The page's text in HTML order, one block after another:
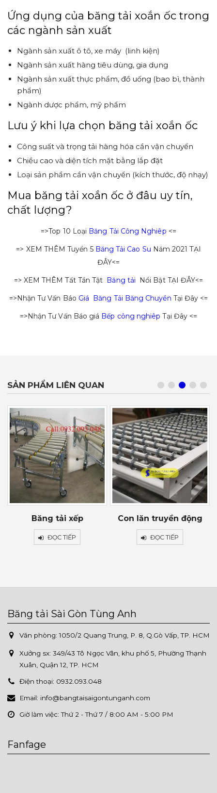
Ứng dụng của băng tải xoắn ốc trong
các ngành sản xuất
Ngành sản xuất ô tô, xe máy (linh kiện)
Ngành sản xuất hàng tiêu dùng, gia dụng
Ngành sản xuất thực phẩm, đồ uống (bao bì, thành
phẩm)
Ngành dược phẩm, mỹ phẩm
Lưu ý khi lựa chọn băng tải xoắn ốc
Công suất và trọng tải hàng hóa cần vận chuyển
Chiều cao và diện tích mặt bằng lắp đặt
Loại sản phẩm cần vận chuyển (kích thước, độ nhạy)
Mua băng tải xoắn ốc ở đâu uy tín,
chất lượng?
=>Top 10 Loại Băng Tải Công Nghiêp <=
=> XEM THÊM Tuyển 5 Băng Tải Cao Su Năm 2021 TẠI
ĐÂY<=
=> XEM THÊM Tất Tần Tật Băng tải Nổi Bật TẠI ĐÂY<=
=>Nhận Tư Vấn Báo Giá Băng Tải Băng Chuyền Tại Đây <=
=>Nhận Tư Vấn Báo giá Bếp công nghiêpTại Đây <=
SẢN PHẨM LIÊN QUAN
Băng tải xếp
ĐỌC TIẾP
Con lăn truyền động
ĐỌC TIẾP
Băng tải Sài Gòn Tùng Anh
Văn phòng: 1050/2 Quang Trung, P. 8, Q.Gò Vấp, TP. HCM
Xưởng sx: 349/43 Tô Ngọc Vân, khu phố 5, Phường Thạnh
Xuân, Quận 12, TP. HCM
Điện thoại: 0932.093.048
Email: info@bangtaisaigontunganh.com
Giờ làm việc: Thứ 2 - Thứ 7 / 8:00 AM - 5:00 PM
Fanfage